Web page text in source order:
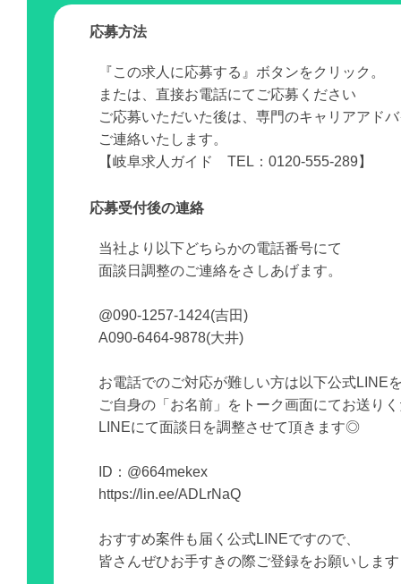
応募方法
『この求人に応募する』ボタンをクリック。
または、直接お電話にてご応募ください
ご応募いただいた後は、専門のキャリアアド
ご連絡いたします。
【岐阜求人ガイド TEL：0120-555-289】
応募受付後の連絡
当社より以下どちらかの電話番号にて
面談日調整のご連絡をさしあげます。
@090-1257-1424(吉田)
A090-6464-9878(大井)
お電話でのご対応が難しい方は以下公式LINE
ご自身の「お名前」をトーク画面にてお送り
LINEにて面談日を調整させて頂きます◎
ID：@664mekex
https://lin.ee/ADLrNaQ
おすすめ案件も届く公式LINEですので、
皆さんぜひお手すきの際ご登録をお願いしま